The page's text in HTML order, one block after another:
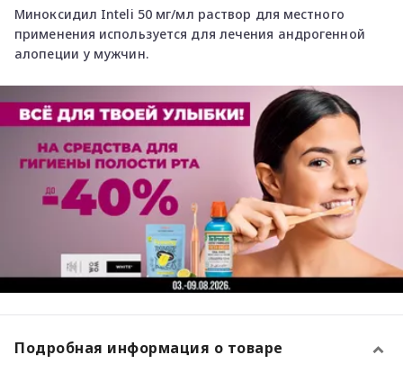
Миноксидил Inteli 50 мг/мл раствор для местного
применения используется для лечения андрогенной
алопеции у мужчин.
Подробная информация о товаре